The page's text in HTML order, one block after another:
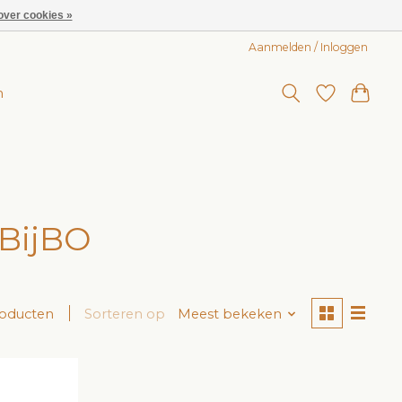
Aanmelden / Inloggen
Sorteren op Meest bekeken
cookies »